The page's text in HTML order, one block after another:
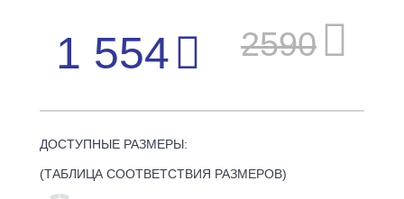
1 554 2590
ДОСТУПНЫЕ РАЗМЕРЫ:
(ТАБЛИЦА СООТВЕТСТВИЯ РАЗМЕРОВ)